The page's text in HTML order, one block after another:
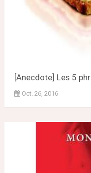
[Anecdote] Les 5
Oct. 26, 2016